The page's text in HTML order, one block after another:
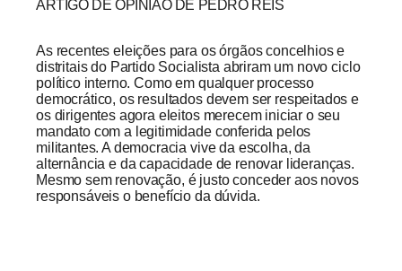
ARTIGO DE OPINIÃO DE PEDRO REIS
As recentes eleições para os órgãos concelhios e
distritais do Partido Socialista abriram um novo ciclo
político interno. Como em qualquer processo
democrático, os resultados devem ser respeitados e
os dirigentes agora eleitos merecem iniciar o seu
mandato com a legitimidade conferida pelos
militantes. A democracia vive da escolha, da
alternância e da capacidade de renovar lideranças.
Mesmo sem renovação, é justo conceder aos novos
responsáveis o benefício da dúvida.